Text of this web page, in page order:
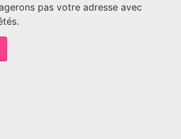
pas votre adresse avec